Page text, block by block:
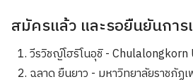
สมัครแล้ว และรอยืนยันการ
วีรวิชญ์​โฮริโนอุชิ - Chulalongkorn
ฉลาด ยืนยาว - มหาวิทยาลัยราชภัฏ